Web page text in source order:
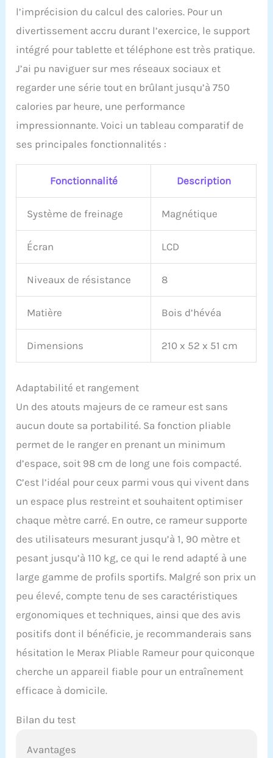
l’imprécision du calcul des calories. Pour un
divertissement accru durant l’exercice, le support
intégré pour tablette et téléphone est très pratique.
J’ai pu naviguer sur mes réseaux sociaux et
regarder une série tout en brûlant jusqu’à 750
calories par heure, une performance
impressionnante. Voici un tableau comparatif de
ses principales fonctionnalités :
Fonctionnalité Description
Système de freinage Magnétique
Écran LCD
Niveaux de résistance 8
Matière Bois d’hévéa
Dimensions 210 x 52 x 51 cm
Adaptabilité et rangement
Un des atouts majeurs de ce rameur est sans
aucun doute sa portabilité. Sa fonction pliable
permet de le ranger en prenant un minimum
d’espace, soit 98 cm de long une fois compacté.
C’est l’idéal pour ceux parmi vous qui vivent dans
un espace plus restreint et souhaitent optimiser
chaque mètre carré. En outre, ce rameur supporte
des utilisateurs mesurant jusqu’à 1, 90 mètre et
pesant jusqu’à 110 kg, ce qui le rend adapté à une
large gamme de profils sportifs. Malgré son prix un
peu élevé, compte tenu de ses caractéristiques
ergonomiques et techniques, ainsi que des avis
positifs dont il bénéficie, je recommanderais sans
hésitation le Merax Pliable Rameur pour quiconque
cherche un appareil fiable pour un entraînement
efficace à domicile.
Bilan du test
Avantages